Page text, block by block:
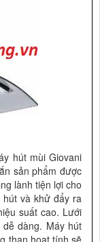
hút mùi Giovani
sản phẩm được
lành tiện lợi cho
và khử đẩy ra
suất cao. Lưới
dàng. Máy hút
than hoạt tính sẽ